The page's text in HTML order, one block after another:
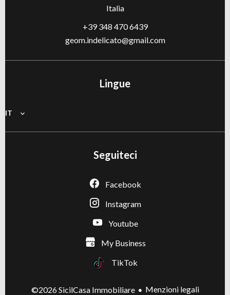
Italia
+39 348 470 6439
geom.indelicato@gmail.com
Lingue
IT
Seguiteci
Facebook
Instagram
Youtube
My Business
TikTok
©2026 SicilCasa Immobiliare Menzioni legali